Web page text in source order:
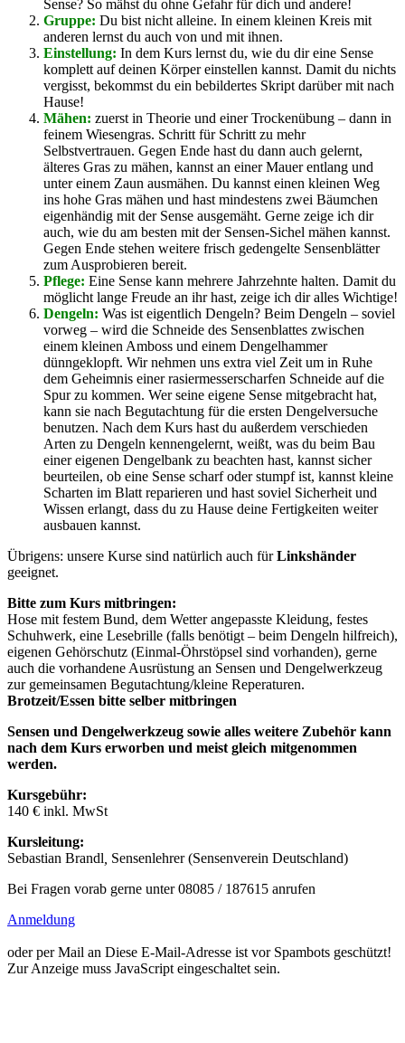
Sense? So mähst du ohne Gefahr für dich und andere!
Gruppe: Du bist nicht alleine. In einem kleinen Kreis mit
anderen lernst du auch von und mit ihnen.
Einstellung: In dem Kurs lernst du, wie du dir eine Sense
komplett auf deinen Körper einstellen kannst. Damit du nichts
vergisst, bekommst du ein bebildertes Skript darüber mit nach
Hause!
Mähen: zuerst in Theorie und einer Trockenübung – dann in
feinem Wiesengras. Schritt für Schritt zu mehr
Selbstvertrauen. Gegen Ende hast du dann auch gelernt,
älteres Gras zu mähen, kannst an einer Mauer entlang und
unter einem Zaun ausmähen. Du kannst einen kleinen Weg
ins hohe Gras mähen und hast mindestens zwei Bäumchen
eigenhändig mit der Sense ausgemäht. Gerne zeige ich dir
auch, wie du am besten mit der Sensen-Sichel mähen kannst.
Gegen Ende stehen weitere frisch gedengelte Sensenblätter
zum Ausprobieren bereit.
Pflege: Eine Sense kann mehrere Jahrzehnte halten. Damit du
möglicht lange Freude an ihr hast, zeige ich dir alles Wichtige!
Dengeln: Was ist eigentlich Dengeln? Beim Dengeln – soviel
vorweg – wird die Schneide des Sensenblattes zwischen
einem kleinen Amboss und einem Dengelhammer
dünngeklopft. Wir nehmen uns extra viel Zeit um in Ruhe
dem Geheimnis einer rasiermesserscharfen Schneide auf die
Spur zu kommen. Wer seine eigene Sense mitgebracht hat,
kann sie nach Begutachtung für die ersten Dengelversuche
benutzen. Nach dem Kurs hast du außerdem verschieden
Arten zu Dengeln kennengelernt, weißt, was du beim Bau
einer eigenen Dengelbank zu beachten hast, kannst sicher
beurteilen, ob eine Sense scharf oder stumpf ist, kannst kleine
Scharten im Blatt reparieren und hast soviel Sicherheit und
Wissen erlangt, dass du zu Hause deine Fertigkeiten weiter
ausbauen kannst.
Übrigens: unsere Kurse sind natürlich auch fürLinkshänder
geeignet.
Bitte zum Kurs mitbringen:
Hose mit festem Bund, dem Wetter angepasste Kleidung, festes
Schuhwerk, eine Lesebrille (falls benötigt – beim Dengeln hilfreich),
eigenen Gehörschutz (Einmal-Öhrstöpsel sind vorhanden), gerne
auch die vorhandene Ausrüstung an Sensen und Dengelwerkzeug
zur gemeinsamen Begutachtung/kleine Reperaturen.
Brotzeit/Essen bitte selber mitbringen
Sensen und Dengelwerkzeug sowie alles weitere Zubehör kann
nach dem Kurs erworben und meist gleich mitgenommen
werden.
Kursgebühr:
140 € inkl. MwSt
Kursleitung:
Sebastian Brandl Sensenlehrer (Sensenverein Deutschland)
Bei Fragen vorab gerne unter 08085 / 187615 anrufen
Anmeldung
oder per Mail an Diese E-Mail-Adresse ist vor Spambots geschützt!
Zur Anzeige muss JavaScript eingeschaltet sein.